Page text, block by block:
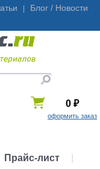
Блог / Новости
0 ₽
оформить заказ
Прайс-лист